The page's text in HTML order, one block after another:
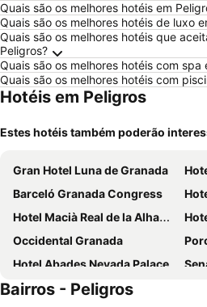
Quais são os melhores hotéis em
Quais são os melhores hotéis de luxo
Quais são os melhores hotéis que
Peligros?
Quais são os melhores hotéis com spa
Quais são os melhores hotéis com
Hotéis em Peligros
Estes hotéis também poderão
Gran Hotel Luna de Granada
Barceló Granada Congress
Hotel
Hotel Macià Real de la Alhambra
Occidental Granada
Hotel Abades Nevada Palace
DWO Urban Granada
Bairros - Peligros